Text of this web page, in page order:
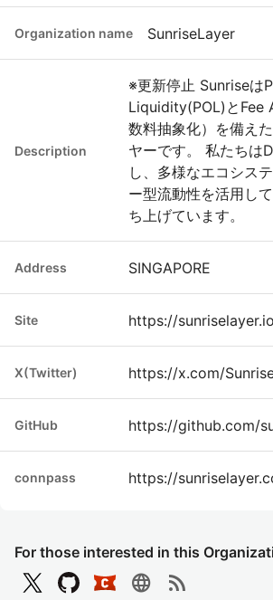
For those interested in this
language rss_feed
Organization name SunriseLayer
Description
※更新停止 Sunriseは
Liquidity(POL)とFee
数料抽象化）を備え
ヤーです。 私たちは
し、多様なエコシス
ー型流動性を活用し
ち上げています。
Address SINGAPORE
Site https://
X(Twitter) https://x.com/
GitHub https://github.com/
connpass https://